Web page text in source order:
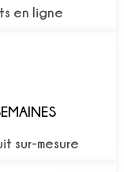
en ligne
sur-mesure